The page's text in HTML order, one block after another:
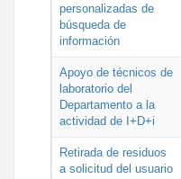
personalizadas de
búsqueda de
información
Apoyo de técnicos de
laboratorio del
Departamento a la
actividad de I+D+i
Retirada de residuos
a solicitud del usuario